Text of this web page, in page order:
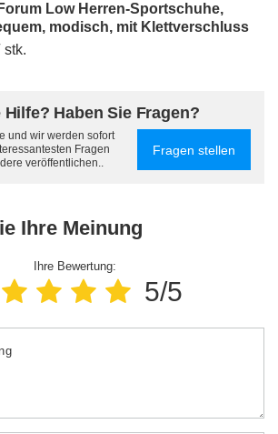
Low Herren-Sportschuhe,
modisch, mit Klettverschluss
stk.
Haben Sie Fragen?
und wir werden sofort
Fragen
veröffentlichen..
Fragen stellen
Ihre Meinung
Ihre Bewertung:
5/5